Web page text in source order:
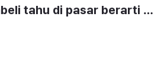
tahu di pasar berarti …